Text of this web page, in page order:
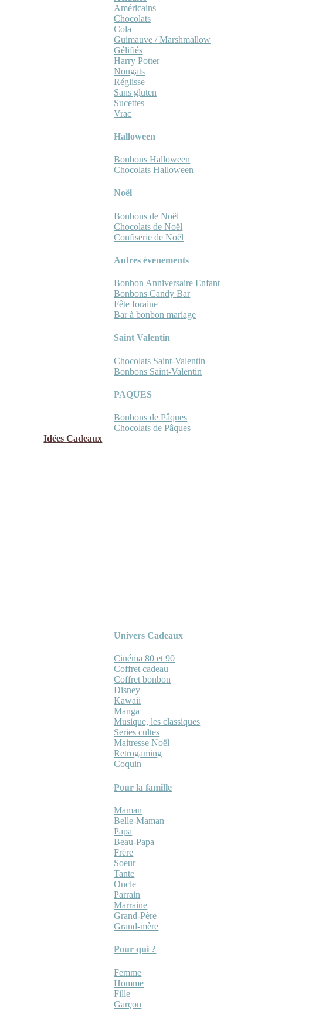
Américains
Chocolats
Cola
Guimauve / Marshmallow
Gélifiés
Harry Potter
Nougats
Réglisse
Sans gluten
Sucettes
Vrac
Halloween
Bonbons Halloween
Chocolats Halloween
Noël
Bonbons de Noël
Chocolats de Noël
Confiserie de Noël
Autres évenements
Bonbon Anniversaire Enfant
Bonbons Candy Bar
Fête foraine
Bar à bonbon mariage
Saint Valentin
Chocolats Saint-Valentin
Bonbons Saint-Valentin
PAQUES
Bonbons de Pâques
Chocolats de Pâques
Idées Cadeaux
Univers Cadeaux
Cinéma 80 et 90
Coffret cadeau
Coffret bonbon
Disney
Kawaii
Manga
Musique, les classiques
Series cultes
Maitresse Noël
Retrogaming
Coquin
Pour la famille
Maman
Belle-Maman
Papa
Beau-Papa
Frère
Soeur
Tante
Oncle
Parrain
Marraine
Grand-Père
Grand-mère
Pour qui ?
Femme
Homme
Fille
Garçon